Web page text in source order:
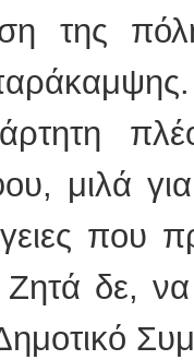
της
μιλά
που
Ζητά δε,